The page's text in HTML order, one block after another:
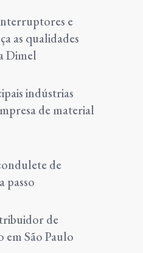
e
as qualidades
Dimel
indústrias
de material
de
passo
de
São Paulo